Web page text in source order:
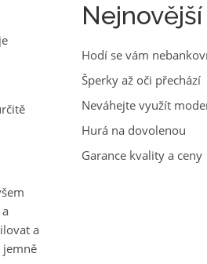
a
jemně
Hodí se vám
Šperky až oči přechází
Neváhejte využít
Hurá na dovolenou
Garance kvality a ceny